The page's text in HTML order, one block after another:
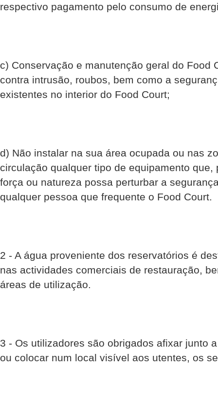
respectivo pagamento pelo consumo de
c) Conservação e manutenção geral do Food
contra intrusão, roubos, bem como a
existentes no interior do Food Court;
d) Não instalar na sua área ocupada ou nas
circulação qualquer tipo de equipamento que,
força ou natureza possa perturbar a
qualquer pessoa que frequente o Food Court.
2 - A água proveniente dos reservatórios é
nas actividades comerciais de restauração,
áreas de utilização.
3 - Os utilizadores são obrigados afixar junto
ou colocar num local visível aos utentes, os